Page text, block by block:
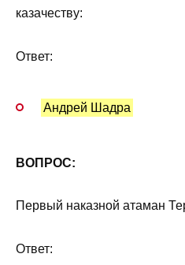
казачеству:
Ответ:
Андрей Шадра
ВОПРОС:
Первый наказной атаман
Ответ: